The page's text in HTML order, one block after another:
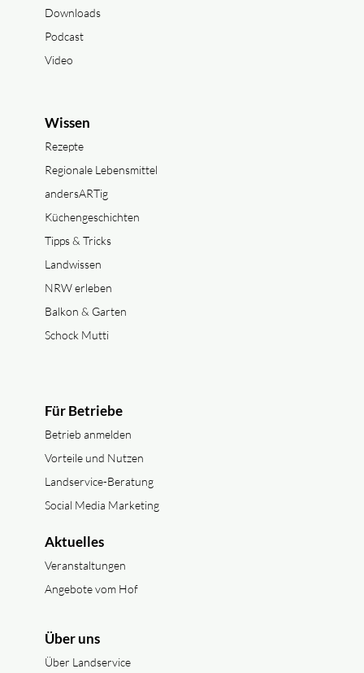
Downloads
Podcast
Video
Wissen
Rezepte
Regionale Lebensmittel
andersARTig
Küchengeschichten
Tipps & Tricks
Landwissen
NRW erleben
Balkon & Garten
Schock Mutti
Für Betriebe
Betrieb anmelden
Vorteile und Nutzen
Landservice-Beratung
Social Media Marketing
Aktuelles
Veranstaltungen
Angebote vom Hof
Über uns
Über Landservice